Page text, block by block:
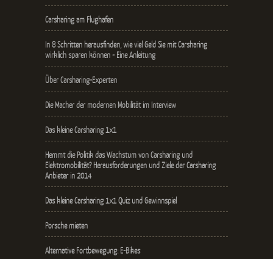
Carsharing am Flughafen
In 8 Schritten herausfinden, wie viel Geld Sie mit Carsharing
wirklich sparen können - Eine Anleitung
Über Carsharing-Experten
Die Macher der modernen Mobilität im Interview
Das kleine Carsharing 1x1
Hemmt die Politik das Wachstum von Carsharing und
Elektromobilität? Herausforderungen und Ziele der Carsharing
Anbieter in 2014
Das kleine Carsharing 1x1 Quiz und Gewinnspiel
Porsche mieten
Alternative Fortbewegung: E-Bikes